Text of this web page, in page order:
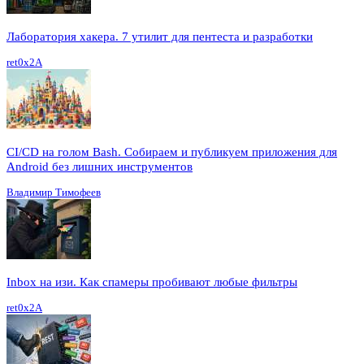
Лаборатория хакера. 7 утилит для пентеста и разработки
ret0x2A
CI/CD на голом Bash. Собираем и публикуем приложения для
Android без лишних инструментов
Владимир Тимофеев
Inbox на изи. Как спамеры пробивают любые фильтры
ret0x2A